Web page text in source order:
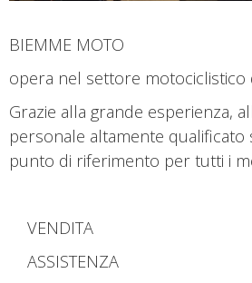
BIEMME MOTO
opera nel settore motociclistico
Grazie alla grande esperienza,
personale altamente qualificato
punto di riferimento per tutti i
VENDITA
ASSISTENZA